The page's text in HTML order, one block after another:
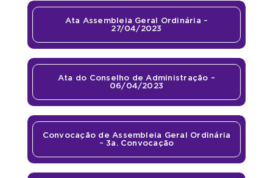
Ata Assembleia Geral Ordinária –
27/04/2023
Ata do Conselho de Administração –
06/04/2023
Convocação de Assembleia Geral Ordinária
– 3a. Convocação